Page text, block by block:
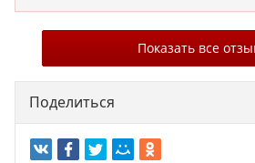
Показать все
Поделиться